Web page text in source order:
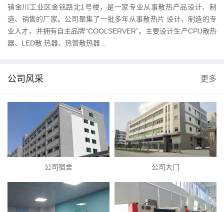
镇金川工业区金铭路北1号楼，是一家专业从事散热产品设计、制
造、销售的厂家。公司聚集了一批多年从事散热片 设计、制造的专
业人才，并拥有自主品牌“COOLSERVER”。主要设计生产CPU散热
器、LED散 热器、热管散热器...
公司风采 更多
公司宿舍 公司大门